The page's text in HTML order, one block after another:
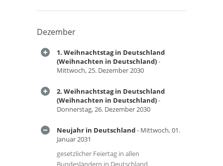
Dezember
1. Weihnachtstag in Deutschland
(Weihnachten in Deutschland)-
Mittwoch, 25. Dezember 2030
2. Weihnachtstag in Deutschland
(Weihnachten in Deutschland)-
Donnerstag, 26. Dezember 2030
Neujahr in Deutschland- Mittwoch, 01.
Januar 2031
gesetzlicher Feiertag in allen
Bundesländern in Deutschland